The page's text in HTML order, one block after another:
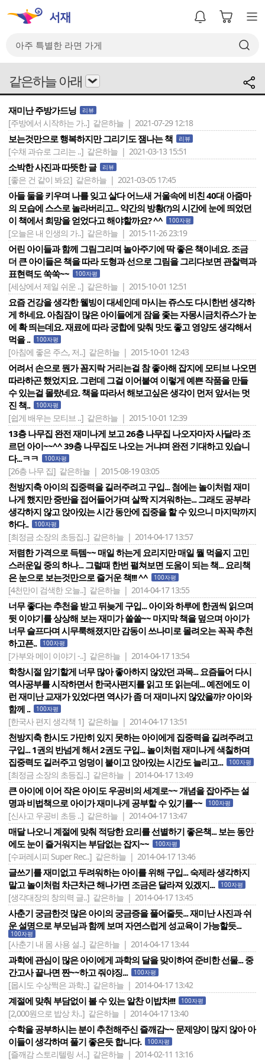
같은하늘 아래
재미난 주방가드닝 리뷰
[주방에서 시작하는 가..] 같은하늘 | 2021-07-29 12:18
보는것만으로 행복하지만 그리기도 잼나는 책 리뷰
[수채 과슈로 그리는 ..] 같은하늘 | 2021-03-13 15:51
소박한 사진과 따뜻한 글 리뷰
[좋은 건 같이 봐요] 같은하늘 | 2021-03-05 17:45
아들 둘을 키우며 나를 잊고 살다 어느새 거울속에 비친 40대 아줌마
의 모습에 스스로 놀라버리고... 약간의 방황(?)의 시간에 눈에 띄었던
이 책에서 희망을 얻었다고 해야할까요? ^^
100자평
[오늘은 내 인생의 가..] 같은하늘 | 2015-11-26 23:19
어린 아이들과 함께 그림그리며 놀아주기에 딱 좋은 책이네요. 조금
더 큰 아이들은 책을 따라 도형과 선으로 그림을 그리다보면 관찰력과
표현력도 쑥쑥~~
100자평
[세상에서 제일 쉬운 ..] 같은하늘 | 2015-10-01 12:51
요즘 건강을 생각한 웰빙이 대세인데 마시는 쥬스도 다시한번 생각하
게 하네요. 아침잠이 많은 아이들에게 잠을 좇는 자몽시금치쥬스가 눈
에 확 띄는데요. 재료에 따라 궁합에 맞춰 맛도 좋고 영양도 생각해서
먹을 ..
100자평
[아침에 좋은 주스, 저..] 같은하늘 | 2015-10-01 12:43
어려서 손으로 뭔가 꼼지락 거리는걸 참 좋아해 잡지에 모티브 나오면
따라하곤 했었지요. 그런데 그걸 이어붙여 이렇게 예쁜 작품을 만들
수 있는걸 몰랐네요. 책을 따라서 해보고싶은 생각이 먼저 앞서는 멋
진 책..
100자평
[쉽게 배우는 모티브 ..] 같은하늘 | 2015-10-01 12:39
13층 나무집 완전 재미나게 보고 26층 나무집 나오자마자 사달라 조
르던 아이~~^^ 39층 나무집도 나오는 거냐며 완전 기대하고 있습니
다...ㅋㅋ
100자평
[26층 나무 집] 같은하늘 | 2015-08-19 03:05
천방지축 아이의 집중력을 길러주려고 구입... 첨에는 놀이처럼 재미
나게 했지만 중반을 접어들어가며 살짝 지겨워하는... 그래도 공부라
생각하지 않고 앉아있는 시간 동안에 집중을 할 수 있으니 마지막까지
하다..
100자평
[최정금 소장의 초등집..] 같은하늘 | 2014-04-17 13:57
저렴한 가격으로 득템~~ 매일 하는게 요리지만 매일 뭘 먹을지 고민
스러운일 중의 하나... 그럴때 한번 펼쳐보면 도움이 되는 책... 요리책
은 눈으로 보는것만으로 즐거운 책!!! ^^
100자평
[4천만이 검색한 오늘..] 같은하늘 | 2014-04-17 13:55
너무 좋다는 추천을 받고 뒤늦게 구입... 아이와 하루에 한권씩 읽으며
뒷 이야기를 상상해 보는 재미가 쏠쏠~~ 마지막 책을 덮으며 아이가
너무 슬프다며 시무룩해졌지만 감동이 쓰나미로 몰려오는 꼭꼭 추천
하고픈..
100자평
[가부와 메이 이야기 -..] 같은하늘 | 2014-04-17 13:54
학창시절 암기할게 너무 많아 좋아하지 않았던 과목... 요즘들어 다시
역사공부를 시작하면서 한국사편지를 읽고 또 읽는데... 예전에도 이
런 재미난 교재가 있었다면 역사가 좀 더 재미나지 않았을까? 아이와
함께 ..
100자평
[한국사 편지 생각책 1] 같은하늘 | 2014-04-17 13:51
천방지축 한시도 가만히 있지 못하는 아이에게 집중력을 길려주려고
구입... 1권의 반넘게 해서 2권도 구입... 놀이처럼 재미나게 색칠하며
집중력도 길러주고 엉덩이 붙이고 앉아있는 시간도 늘리고...
100자평
[최정금 소장의 초등집..] 같은하늘 | 2014-04-17 13:49
큰 아이에 이어 작은 아이도 우공비의 세계로~~ 개념을 잡아주는 설
명과 비법책으로 아이가 재미나게 공부할 수 있기를~~
100자평
[신사고 우공비 초등 ..] 같은하늘 | 2014-04-17 13:47
매달 나오니 계절에 맞춰 적당한 요리를 선별하기 좋은책... 보는 동안
에도 눈이 즐거워지는 부담없는 잡지~~
100자평
[수퍼레시피 Super Rec..] 같은하늘 | 2014-04-17 13:46
글쓰기를 재미없고 두려워하는 아이를 위해 구입... 숙제라 생각하지
말고 놀이처럼 차근차근 해나가면 조금은 달라져 있겠지...
100자평
[생각대장의 창의력 글..] 같은하늘 | 2014-04-17 13:45
사춘기 궁금한것 많은 아이의 궁금증을 풀어줄듯... 재미난 사진과 쉬
운 설명으로 부모님과 함께 보며 자연스럽게 성교육이 가능할듯...
100자평
[사춘기 내 몸 사용 설..] 같은하늘 | 2014-04-17 13:44
과학에 관심이 많은 아이에게 과학의 달을 맞이하여 준비한 선물... 중
간고사 끝나면 짠~~하고 줘야징...
100자평
[몹시도 수상쩍은 과학..] 같은하늘 | 2014-04-17 13:42
계절에 맞춰 부담없이 볼 수 있는 알찬 이밥차!!! 100자평
[2,000원으로 밥상 차..] 같은하늘 | 2014-04-17 13:40
수학을 공부하시는 분이 추천해주신 즐깨감~~ 문제양이 많지 않아 아
이들이 생각하며 풀기 좋은듯 합니다.
100자평
[즐깨감 스토리텔링 서..] 같은하늘 | 2014-02-11 13:16